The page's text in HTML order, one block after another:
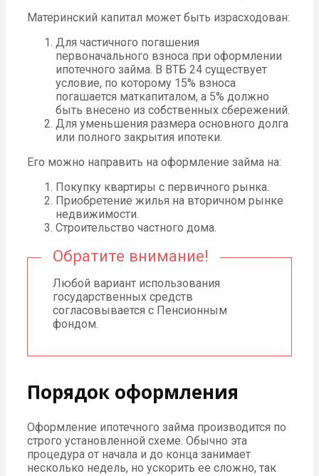
Материнский капитал может быть израсходован:
Для частичного погашения
первоначального взноса при оформлении
ипотечного займа. В ВТБ 24 существует
условие, по которому 15% взноса
погашается маткапиталом, а 5% должно
быть внесено из собственных сбережений.
Для уменьшения размера основного долга
или полного закрытия ипотеки.
Его можно направить на оформление займа на:
Покупку квартиры с первичного рынка.
Приобретение жилья на вторичном рынке
недвижимости.
Строительство частного дома.
Обратите внимание!
Любой вариант использования
государственных средств
согласовывается с Пенсионным
фондом.
Порядок оформления
Оформление ипотечного займа производится по
строго установленной схеме. Обычно эта
процедура от начала и до конца занимает
несколько недель, но ускорить ее сложно, так